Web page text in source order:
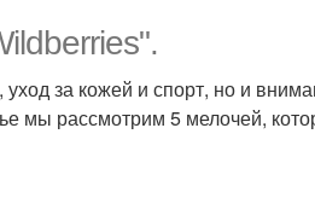
за кожей и спорт, но и
мы рассмотрим 5 мелочей,